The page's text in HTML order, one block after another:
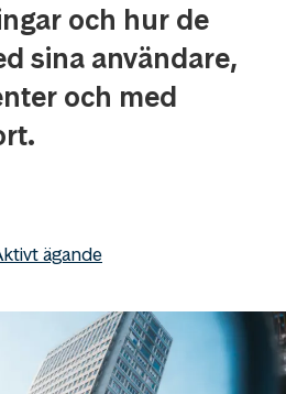
och hur de
sina användare,
och med
ägande